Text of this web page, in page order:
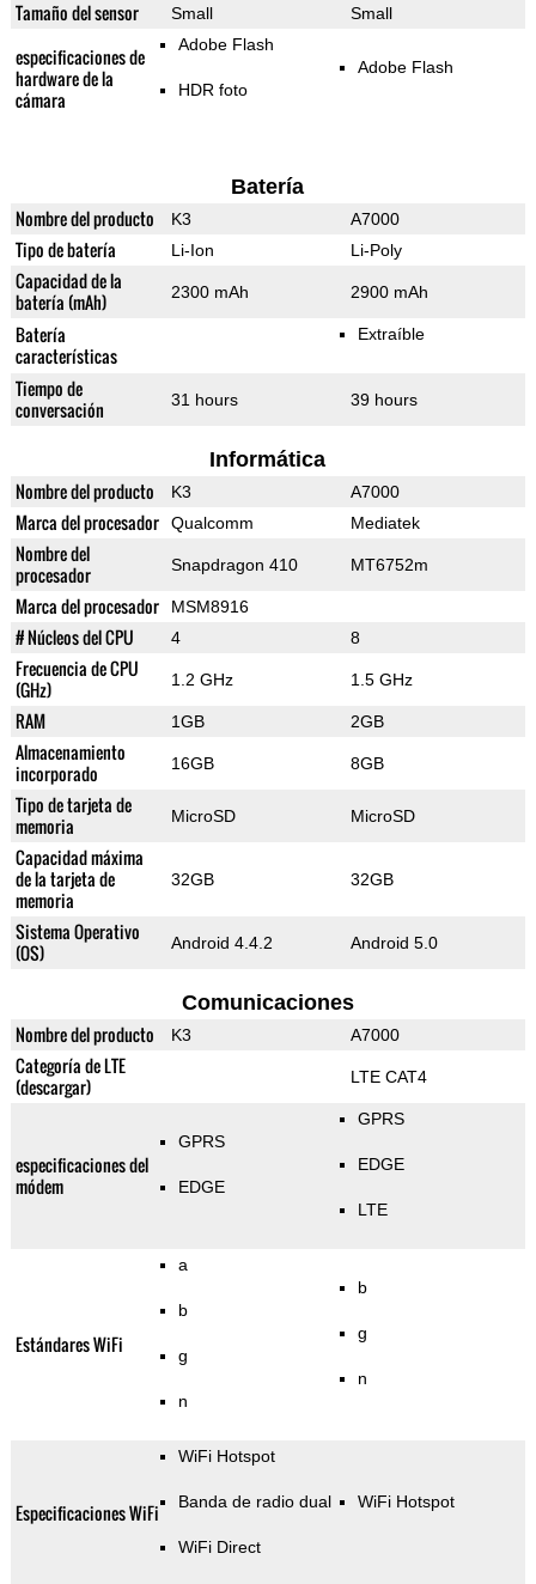
Tamaño del sensor Small Small
especificaciones de
hardware de la
cámara
Adobe Flash
HDR foto
Adobe Flash
Batería
Nombre del producto K3 A7000
Tipo de batería Li-Ion Li-Poly
Capacidad de la
batería (mAh)
2300 mAh 2900 mAh
Batería
características
Extraíble
Tiempo de
conversación
31 hours 39 hours
Informática
Nombre del producto K3 A7000
Marca del procesador Qualcomm Mediatek
Nombre del
procesador
Snapdragon 410 MT6752m
Marca del procesador MSM8916
# Núcleos del CPU 4 8
Frecuencia de CPU
(GHz)
1.2 GHz 1.5 GHz
RAM 1GB 2GB
Almacenamiento
incorporado
16GB 8GB
Tipo de tarjeta de
memoria
MicroSD MicroSD
Capacidad máxima
de la tarjeta de
memoria
32GB 32GB
Sistema Operativo
(OS)
Android 4.4.2 Android 5.0
Comunicaciones
Nombre del producto K3 A7000
Categoría de LTE
(descargar)
LTE CAT4
especificaciones del
módem
GPRS
EDGE
GPRS
EDGE
LTE
Estándares WiFi
a
b
g
n
b
g
n
Especificaciones WiFi
WiFi Hotspot
Banda de radio dual
WiFi Direct
WiFi Hotspot